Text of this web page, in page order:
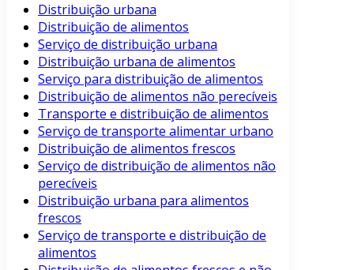
Distribuição urbana
Distribuição de alimentos
Serviço de distribuição urbana
Distribuição urbana de alimentos
Serviço para distribuição de alimentos
Distribuição de alimentos não perecíveis
Transporte e distribuição de alimentos
Serviço de transporte alimentar urbano
Distribuição de alimentos frescos
Serviço de distribuição de alimentos não
perecíveis
Distribuição urbana para alimentos
frescos
Serviço de transporte e distribuição de
alimentos